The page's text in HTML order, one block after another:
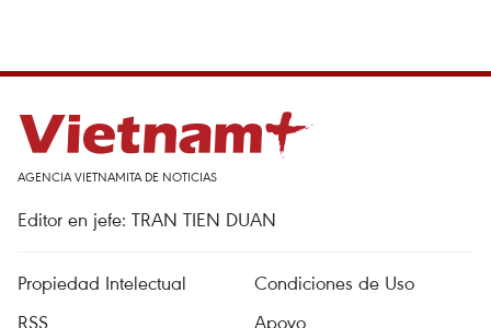
AGENCIA VIETNAMITA DE NOTICIAS
Editor en jefe: TRAN TIEN DUAN
Propiedad Intelectual
Condiciones de Uso
RSS
Apoyo